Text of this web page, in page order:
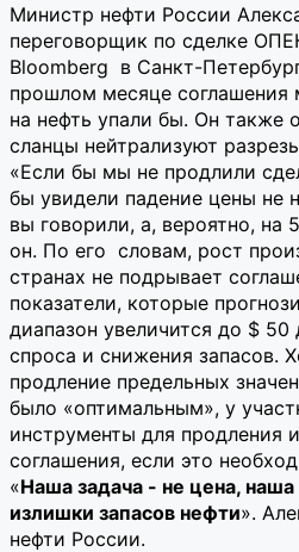
Министр нефти России
переговорщик по сделке
Bloomberg в Санкт-
прошлом месяце
на нефть упали бы. Он также
сланцы нейтрализуют
«Если бы мы не продлили
бы увидели падение цены не
вы говорили, а, вероятно, на
он. По его словам, рост
странах не подрывает
показатели, которые
диапазон увеличится до $
спроса и снижения запасов.
продление предельных
было «оптимальным», у
инструменты для продления
соглашения, если это
«Наша задача - не цена, наша
излишки запасов нефти».
нефти России.